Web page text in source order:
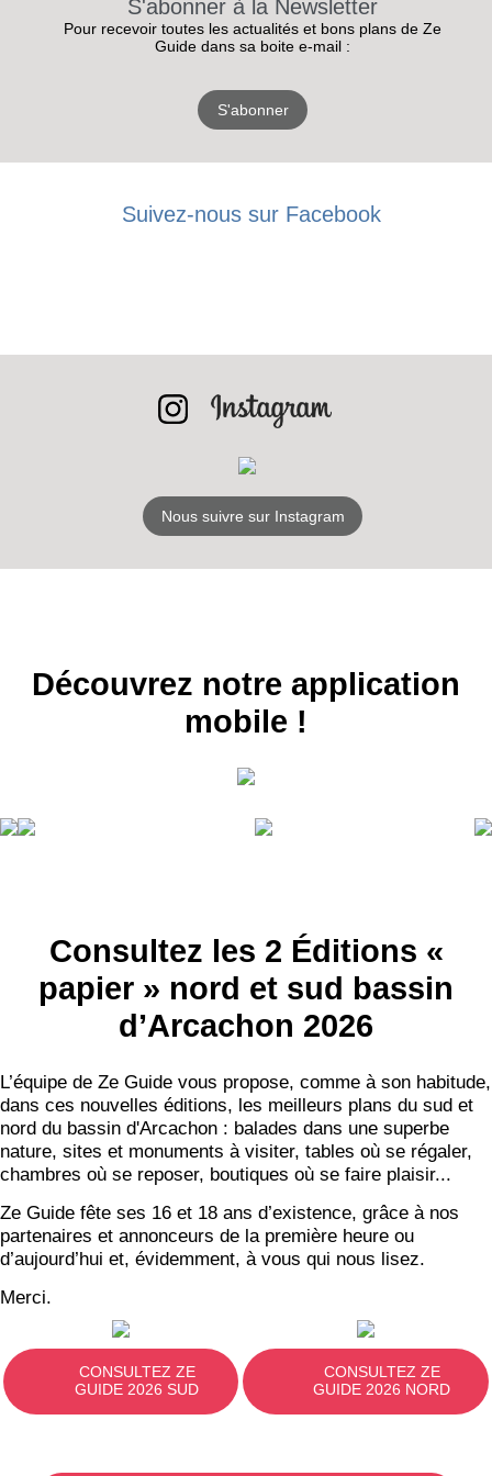
BONS PLANS
INSCRIPTION
NEWSLETTER
S'ABONNER
S'abonner à la Newsletter
Pour recevoir toutes les actualités et bons plans de Ze
Guide dans sa boite e-mail :
S'abonner
Suivez-nous sur Facebook
Nous suivre sur Instagram
Découvrez notre application
mobile !
Consultez les 2 Éditions «
papier » nord et sud bassin
d’Arcachon 2026
L’équipe de Ze Guide vous propose, comme à son habitude,
dans ces nouvelles éditions, les meilleurs plans du sud et
nord du bassin d'Arcachon : balades dans une superbe
nature, sites et monuments à visiter, tables où se régaler,
chambres où se reposer, boutiques où se faire plaisir...
Ze Guide fête ses 16 et 18 ans d’existence, grâce à nos
partenaires et annonceurs de la première heure ou
d’aujourd’hui et, évidemment, à vous qui nous lisez.
Merci.
CONSULTEZ ZE
GUIDE 2026 SUD
CONSULTEZ ZE
GUIDE 2026 NORD